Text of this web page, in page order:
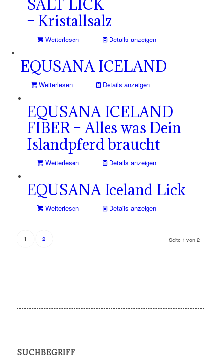
SALT LICK
– Kristallsalz
Weiterlesen Details anzeigen
EQUSANA ICELAND
Weiterlesen Details anzeigen
EQUSANA ICELAND
FIBER – Alles was Dein
Islandpferd braucht
Weiterlesen Details anzeigen
EQUSANA Iceland Lick
Weiterlesen Details anzeigen
Seite 1 von 2
1 2
SUCHBEGRIFF